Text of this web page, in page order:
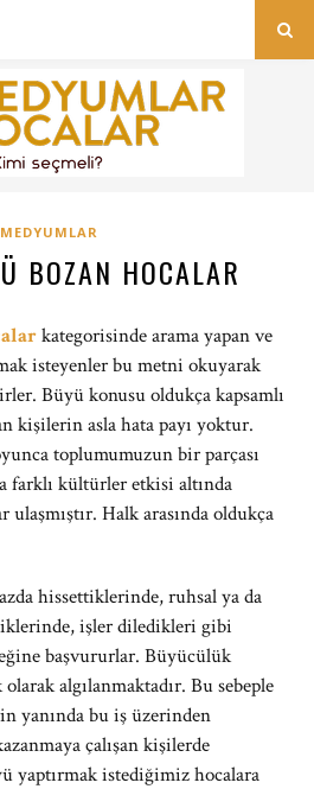
MEDYUMLAR
BOZAN HOCALAR
kategorisinde arama yapan ve
isteyenler bu metni okuyarak
Büyü konusu oldukça kapsamlı
kişilerin asla hata payı yoktur.
toplumumuzun bir parçası
farklı kültürler etkisi altında
ulaşmıştır. Halk arasında oldukça
hissettiklerinde, ruhsal ya da
işler diledikleri gibi
başvururlar. Büyücülük
algılanmaktadır. Bu sebeple
yanında bu iş üzerinden
çalışan kişilerde
yaptırmak istediğimiz hocalara